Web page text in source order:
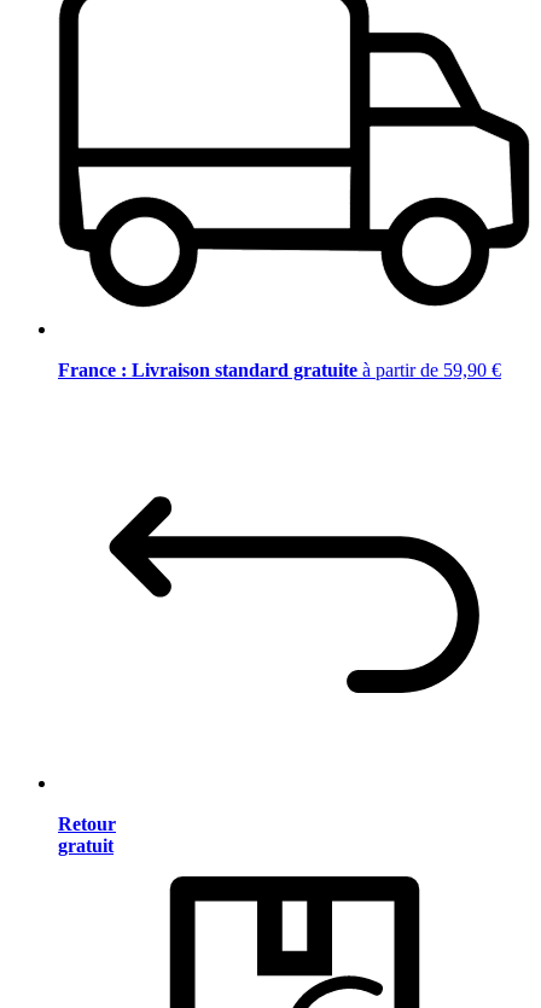
France : Livraison standard gratuite à partir de 59,90 €
Retour
gratuit